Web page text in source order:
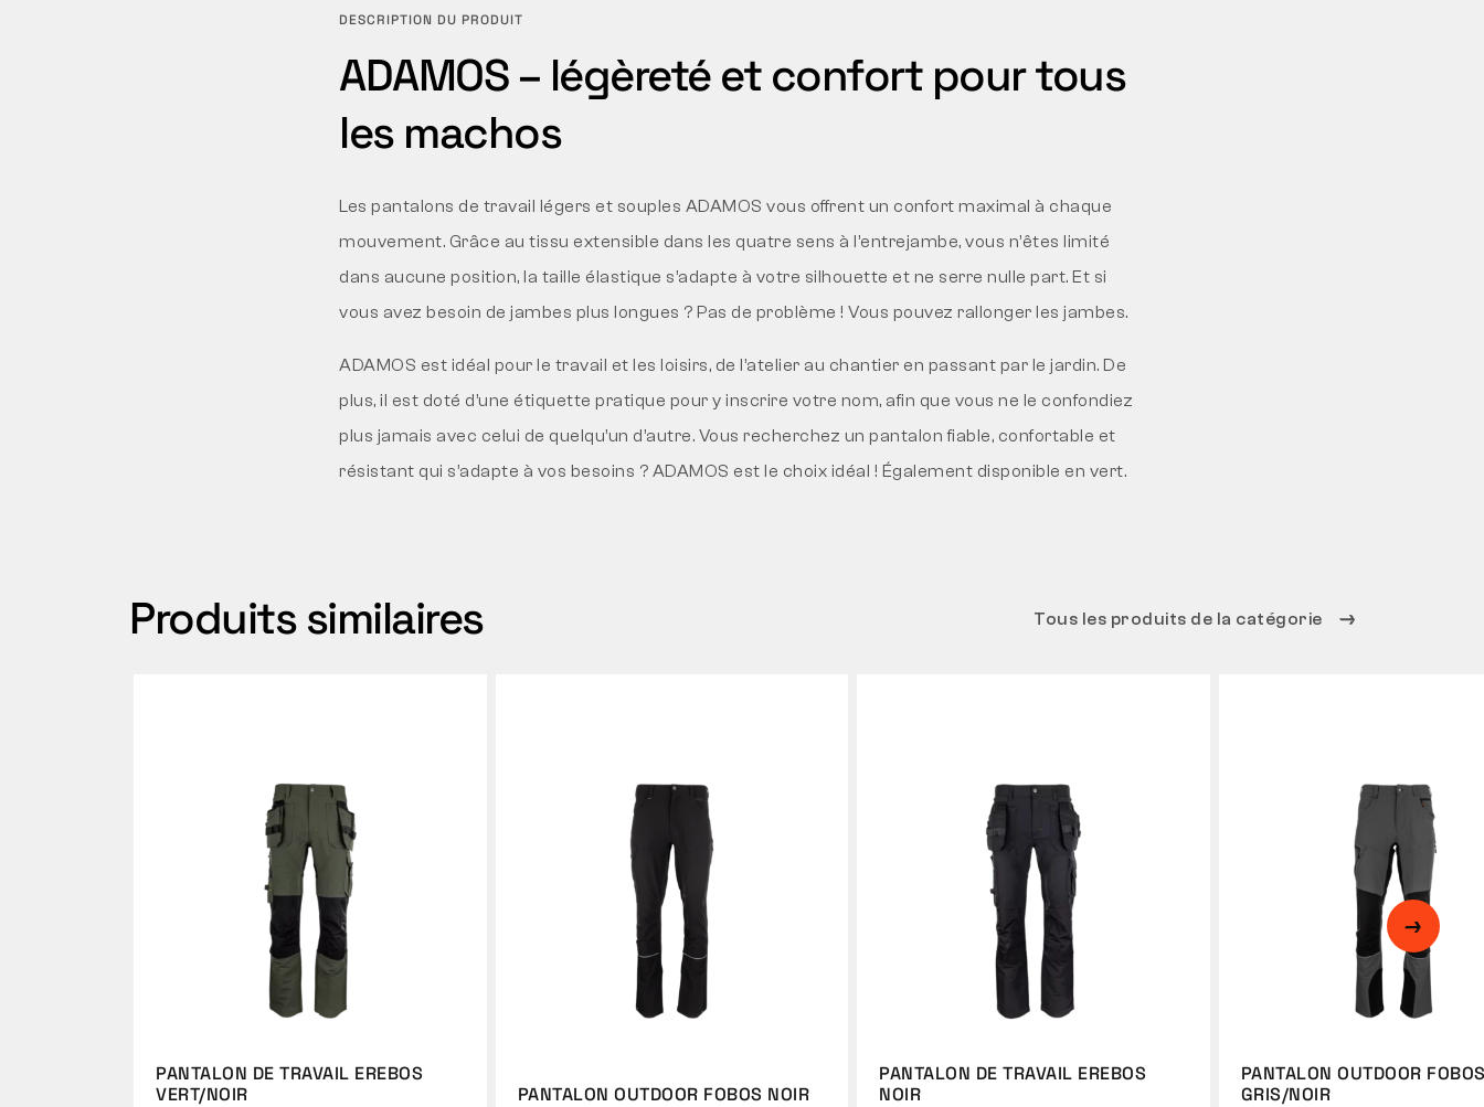
DESCRIPTION DU PRODUIT
ADAMOS – légèreté et confort pour tous
les machos
Les pantalons de travail légers et souples ADAMOS vous offrent un confort maximal à chaque
mouvement. Grâce au tissu extensible dans les quatre sens à l’entrejambe, vous n’êtes limité
dans aucune position, la taille élastique s’adapte à votre silhouette et ne serre nulle part. Et si
vous avez besoin de jambes plus longues ? Pas de problème ! Vous pouvez rallonger les jambes.
ADAMOS est idéal pour le travail et les loisirs, de l’atelier au chantier en passant par le jardin. De
plus, il est doté d’une étiquette pratique pour y inscrire votre nom, afin que vous ne le confondiez
plus jamais avec celui de quelqu’un d’autre. Vous recherchez un pantalon fiable, confortable et
résistant qui s’adapte à vos besoins ? ADAMOS est le choix idéal ! Également disponible en vert.
Produits similaires Tous les produits de la catégorie
PANTALON DE TRAVAIL EREBOS
VERT/NOIR
PANTALON OUTDOOR FOBOS NOIR
PANTALON DE TRAVAIL EREBOS
NOIR
PANTALON OUTDOOR
GRIS/NOIR